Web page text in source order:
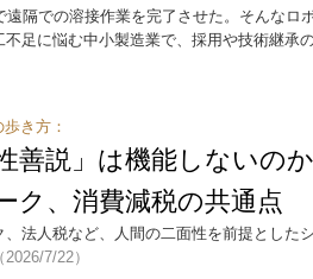
隔での溶接作業を完了させた。そんなロ
足に悩む中小製造業で、採用や技術継承
き方：
善説」は機能しないの
ク、消費減税の共通点
法人税など、人間の二面性を前提とした
（2026/7/22）